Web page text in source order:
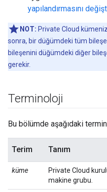
yapılandırmasını
NOT: Private Cloud
sonra, bir düğümdeki tüm
bileşenini düğümdeki diğer
gerekir.
Terminoloji
Bu bölümde aşağıdaki
Terim Tanım
küme
Private Cloud
makine grubu.